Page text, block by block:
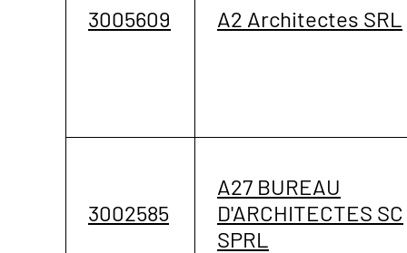
3005609 A2 Architectes SRL
3002585
A27 BUREAU
D'ARCHITECTES SC
SPRL